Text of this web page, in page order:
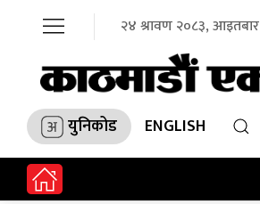
२४ श्रावण २०८३, आइतबार
युनिकोड ENGLISH